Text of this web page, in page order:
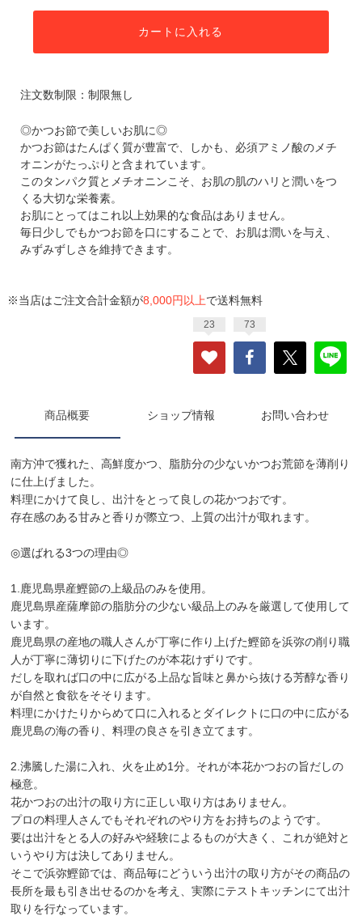
カートに入れる
注文数制限：制限無し
◎かつお節で美しいお肌に◎
かつお節はたんぱく質が豊富で、しかも、必須アミノ酸のメチ
オニンがたっぷりと含まれています。
このタンパク質とメチオニンこそ、お肌の肌のハリと潤いをつ
くる大切な栄養素。
お肌にとってはこれ以上効果的な食品はありません。
毎日少しでもかつお節を口にすることで、お肌は潤いを与え、
みずみずしさを維持できます。
※当店はご注文合計金額が8,000円以上で送料無料
23 73
商品概要 ショップ情報 お問い合わせ
南方沖で獲れた、高鮮度かつ、脂肪分の少ないかつお荒節を薄削り
に仕上げました。
料理にかけて良し、出汁をとって良しの花かつおです。
存在感のある甘みと香りが際立つ、上質の出汁が取れます。
◎選ばれる3つの理由◎
1.鹿児島県産鰹節の上級品のみを使用。
鹿児島県産薩摩節の脂肪分の少ない級品上のみを厳選して使用して
います。
鹿児島県の産地の職人さんが丁寧に作り上げた鰹節を浜弥の削り職
人が丁寧に薄切りに下げたのが本花けずりです。
だしを取れば口の中に広がる上品な旨味と鼻から抜ける芳醇な香り
が自然と食欲をそそります。
料理にかけたりからめて口に入れるとダイレクトに口の中に広がる
鹿児島の海の香り、料理の良さを引き立てます。
2.沸騰した湯に入れ、火を止め1分。それが本花かつおの旨だしの
極意。
花かつおの出汁の取り方に正しい取り方はありません。
プロの料理人さんでもそれぞれのやり方をお持ちのようです。
要は出汁をとる人の好みや経験によるものが大きく、これが絶対と
いうやり方は決してありません。
そこで浜弥鰹節では、商品毎にどういう出汁の取り方がその商品の
長所を最も引き出せるのかを考え、実際にテストキッチンにて出汁
取りを行なっています。